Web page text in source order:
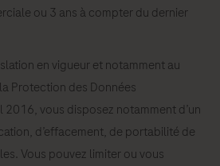
ou 3 ans à compter du dernier
en vigueur et notamment au
Protection des Données
vous disposez notamment d’un
d’effacement, de portabilité de
Vous pouvez limiter ou vous